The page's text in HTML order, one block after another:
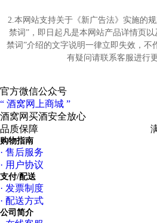
Bourgogne - 勃艮第产区
2.本网站支持关于《新广告法》实施的
禁词”，即日起凡是本网站产品详情页
禁词”介绍的文字说明一律立即失效，不
有疑问请联系客服进行
官方微信公众号
“ 酒窝网上商城 ”
酒窝网买酒安全放心
品质保障
购物指南
· 售后服务
· 用户协议
支付/配送
· 发票制度
· 配送方式
公司简介